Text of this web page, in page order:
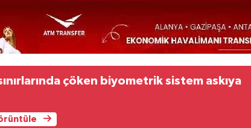
çöken biyometrik sistem askıya